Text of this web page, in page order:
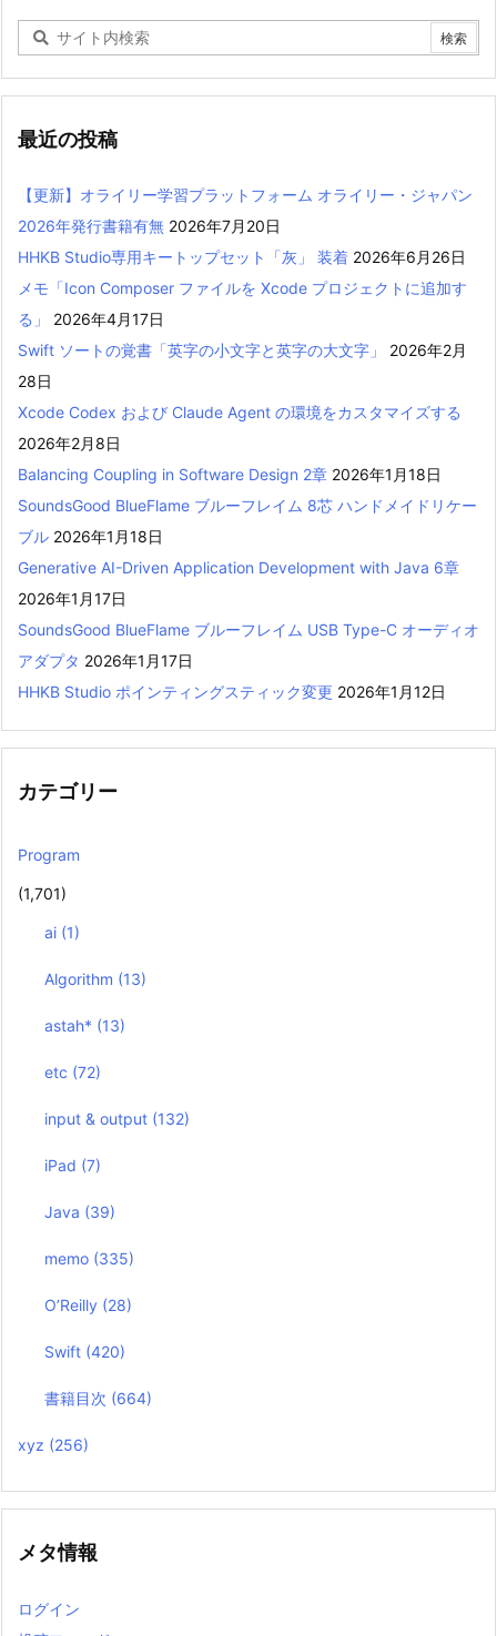
最近の投稿
【更新】オライリー学習プラットフォーム オライリー・ジャパン
2026年発行書籍有無 2026年7月20日
HHKB Studio専用キートップセット「灰」 装着 2026年6月26日
メモ「Icon Composer ファイルを Xcode プロジェクトに追加す
る」
2026年4月17日
Swift ソートの覚書「英字の小文字と英字の大文字」
2026年2月
28日
Xcode Codex および Claude Agent の環境をカスタマイズする
2026年2月8日
Balancing Coupling in Software Design 2章 2026年1月18日
SoundsGood BlueFlame ブルーフレイム 8芯 ハンドメイドリケー
ブル 2026年1月18日
Generative AI-Driven Application Development with Java 6章
2026年1月17日
SoundsGood BlueFlame ブルーフレイム USB Type-C オーディオ
アダプタ 2026年1月17日
HHKB Studio ポインティングスティック変更 2026年1月12日
カテゴリー
Program
(1,701)
ai (1)
Algorithm (13)
astah* (13)
etc (72)
input & output (132)
iPad (7)
Java (39)
memo (335)
O’Reilly (28)
Swift (420)
書籍目次 (664)
xyz (256)
メタ情報
ログイン